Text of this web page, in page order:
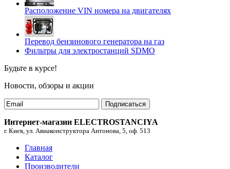
Расположение VIN номера на двигателях
Перевод бензинового генератора на газ
Фильтры для электростанций SDMO
Будьте в курсе!
Новости, обзоры и акции
Подписаться
Интернет-магазин ELECTROSTANCIYA
г. Киев, ул. Авиаконструктора Антонова, 5, оф. 513
Главная
Каталог
Производители